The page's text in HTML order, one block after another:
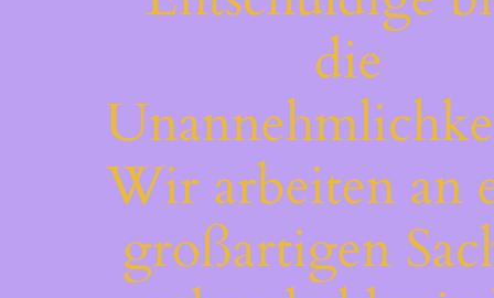
die
Wir arbeiten an
großartigen